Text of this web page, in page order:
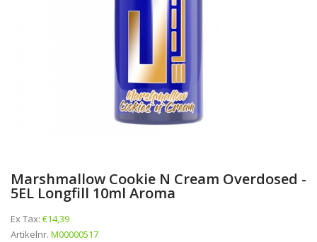
Marshmallow Cookie N Cream Overdosed -
5EL Longfill 10ml Aroma
Ex Tax: €14,39
Artikelnr. M00000517